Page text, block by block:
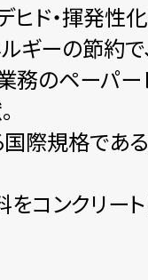
ド・揮発性
ーの節約で
務のペーパ
際規格であ
コンクリー